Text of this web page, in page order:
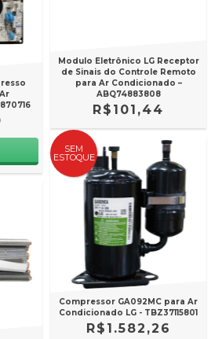
Modulo Eletrônico LG Receptor
de Sinais do Controle Remoto
para Ar Condicionado –
ABQ74883808
R$101,44
SEM
ESTOQUE
Compressor GA092MC para Ar
Condicionado LG - TBZ37115801
R$1.582,26